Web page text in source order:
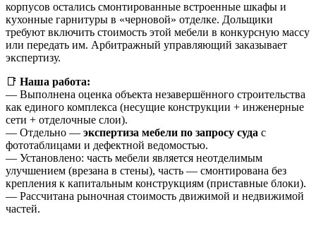
корпусов остались смонтированные встроенные шкафы и
кухонные гарнитуры в «черновой» отделке. Дольщики
требуют включить стоимость этой мебели в конкурсную массу
или передать им. Арбитражный управляющий заказывает
экспертизу.
📑 Наша работа:
— Выполнена оценка объекта незавершённого строительства
как единого комплекса (несущие конструкции + инженерные
сети + отделочные слои).
— Отдельно — экспертиза мебели по запросу суда с
фототаблицами и дефектной ведомостью.
— Установлено: часть мебели является неотделимым
улучшением (врезана в стены), часть — смонтирована без
крепления к капитальным конструкциям (приставные блоки).
— Рассчитана рыночная стоимость движимой и недвижимой
частей.